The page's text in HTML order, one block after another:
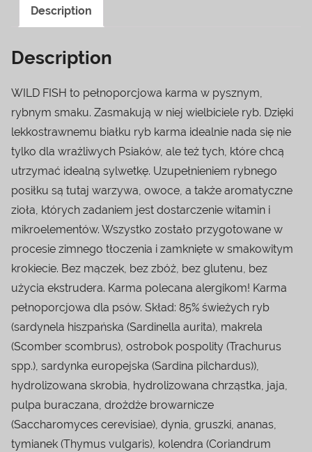
Description
Description
WILD FISH to pełnoporcjowa karma w pysznym,
rybnym smaku. Zasmakują w niej wielbiciele ryb. Dzięki
lekkostrawnemu białku ryb karma idealnie nada się nie
tylko dla wrażliwych Psiaków, ale też tych, które chcą
utrzymać idealną sylwetkę. Uzupełnieniem rybnego
posiłku są tutaj warzywa, owoce, a także aromatyczne
zioła, których zadaniem jest dostarczenie witamin i
mikroelementów. Wszystko zostało przygotowane w
procesie zimnego tłoczenia i zamknięte w smakowitym
krokiecie. Bez mączek, bez zbóż, bez glutenu, bez
użycia ekstrudera. Karma polecana alergikom! Karma
pełnoporcjowa dla psów. Skład: 85% świeżych ryb
(sardynela hiszpańska (Sardinella aurita), makrela
(Scomber scombrus), ostrobok pospolity (Trachurus
spp.), sardynka europejska (Sardina pilchardus)),
hydrolizowana skrobia, hydrolizowana chrząstka, jaja,
pulpa buraczana, drożdże browarnicze
(Saccharomyces cerevisiae), dynia, gruszki, ananas,
tymianek (Thymus vulgaris), kolendra (Coriandrum